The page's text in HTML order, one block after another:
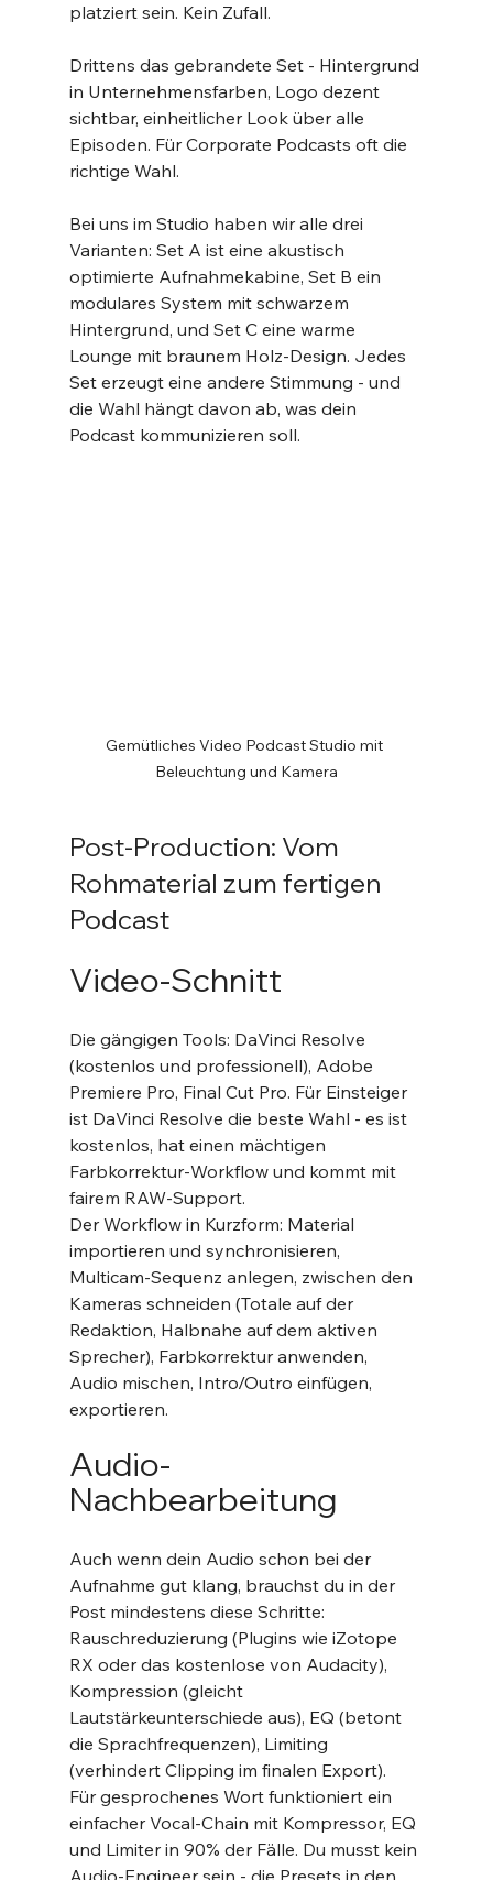
platziert sein. Kein Zufall.
Drittens das gebrandete Set - Hintergrund
in Unternehmensfarben, Logo dezent
sichtbar, einheitlicher Look über alle
Episoden. Für Corporate Podcasts oft die
richtige Wahl.
Bei uns im Studio haben wir alle drei
Varianten: Set A ist eine akustisch
optimierte Aufnahmekabine, Set B ein
modulares System mit schwarzem
Hintergrund, und Set C eine warme
Lounge mit braunem Holz-Design. Jedes
Set erzeugt eine andere Stimmung - und
die Wahl hängt davon ab, was dein
Podcast kommunizieren soll.
Gemütliches Video Podcast Studio mit
Beleuchtung und Kamera
Post-Production: Vom
Rohmaterial zum fertigen
Podcast
Video-Schnitt
Die gängigen Tools: DaVinci Resolve
(kostenlos und professionell), Adobe
Premiere Pro, Final Cut Pro. Für Einsteiger
ist DaVinci Resolve die beste Wahl - es ist
kostenlos, hat einen mächtigen
Farbkorrektur-Workflow und kommt mit
fairem RAW-Support.
Der Workflow in Kurzform: Material
importieren und synchronisieren,
Multicam-Sequenz anlegen, zwischen den
Kameras schneiden (Totale auf der
Redaktion, Halbnahe auf dem aktiven
Sprecher), Farbkorrektur anwenden,
Audio mischen, Intro/Outro einfügen,
exportieren.
Audio-
Nachbearbeitung
Auch wenn dein Audio schon bei der
Aufnahme gut klang, brauchst du in der
Post mindestens diese Schritte:
Rauschreduzierung (Plugins wie iZotope
RX oder das kostenlose von Audacity),
Kompression (gleicht
Lautstärkeunterschiede aus), EQ (betont
die Sprachfrequenzen), Limiting
(verhindert Clipping im finalen Export).
Für gesprochenes Wort funktioniert ein
einfacher Vocal-Chain mit Kompressor, EQ
und Limiter in 90% der Fälle. Du musst kein
Audio-Engineer sein - die Presets in den